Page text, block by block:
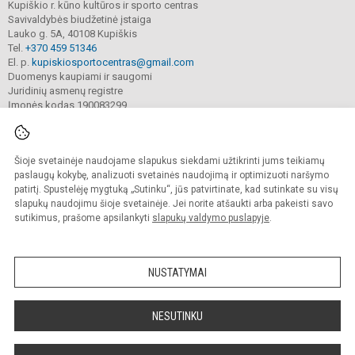
Šioje svetainėje naudojame slapukus siekdami užtikrinti jums teikiamų
paslaugų kokybę, analizuoti svetainės naudojimą ir optimizuoti naršymo
patirtį. Spustelėję mygtuką „Sutinku“, jūs patvirtinate, kad sutinkate su visų
slapukų naudojimu šioje svetainėje. Jei norite atšaukti arba pakeisti savo
sutikimus, prašome apsilankyti slapukų valdymo puslapyje.
NUSTATYMAI
NESUTINKU
Kupiškio r. kūno kultūros ir sporto centras
Savivaldybės biudžetinė įstaiga
Lauko g. 5A, 40108 Kupiškis
Tel. +370 459 51346
El. p. kupiskiosportocentras@gmail.com
Duomenys kaupiami ir saugomi
Juridinių asmenų registre
Įmonės kodas 190083299
© 2022. Kupiškio r. kūno kultūros ir sporto centras. Visos teisės saugomos.
Kopijuoti turinį be raštiško sutikimo griežtai draudžiama.
Prieinamumo paraiška Slapukų valdymas
Sumanus būdas atnaujinti